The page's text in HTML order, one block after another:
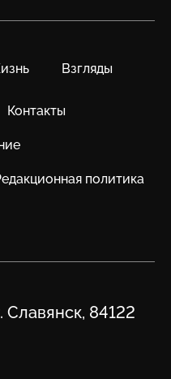
Взгляды
Контакты
политика
Славянск, 84122